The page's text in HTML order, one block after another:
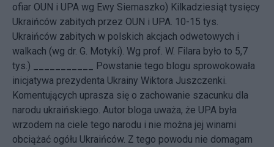
ofiar OUN i UPA wg Ewy Siemaszko) Kilkadziesiąt tysięcy
Ukraińców zabitych przez OUN i UPA. 10-15 tys.
Ukraińców zabitych w polskich akcjach odwetowych i
walkach (wg dr. G. Motyki). Wg prof. W. Filara było to 5,7
tys.) ___________ Powstanie tego blogu sprowokowała
inicjatywa prezydenta Ukrainy Wiktora Juszczenki.
Komentujących uprasza się o zachowanie szacunku dla
narodu ukraińskiego. Autor bloga uważa, że UPA była
wrzodem na ciele tego narodu i nie można jej winami
obciążać ogółu Ukraińców. Z tego powodu nie domagam